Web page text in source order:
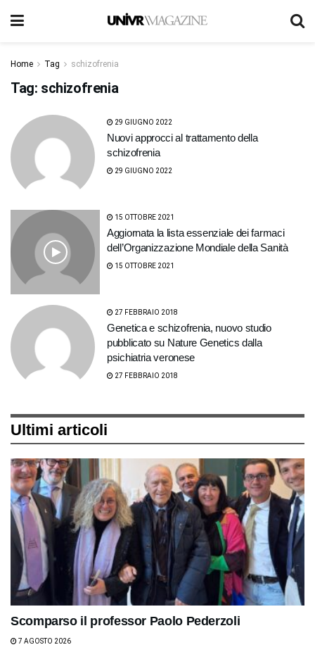
Home Tag schizofrenia
Tag: schizofrenia
29 GIUGNO 2022
Nuovi approcci al trattamento della
schizofrenia
29 GIUGNO 2022
15 OTTOBRE 2021
Aggiornata la lista essenziale dei farmaci
dell’Organizzazione Mondiale della Sanità
15 OTTOBRE 2021
27 FEBBRAIO 2018
Genetica e schizofrenia, nuovo studio
pubblicato su Nature Genetics dalla
psichiatria veronese
27 FEBBRAIO 2018
Ultimi articoli
Scomparso il professor Paolo Pederzoli
7 AGOSTO 2026